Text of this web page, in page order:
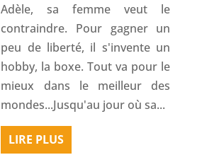
Adèle, sa femme veut le
contraindre. Pour gagner un
peu de liberté, il s'invente un
hobby, la boxe. Tout va pour le
mieux dans le meilleur des
mondes...Jusqu'au jour où sa...
LIRE PLUS